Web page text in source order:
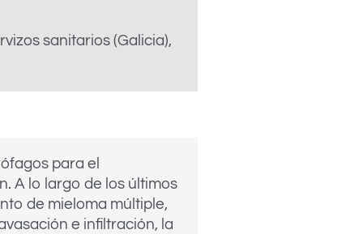
sanitarios (Galicia),
para el
A lo largo de los últimos
de mieloma múltiple,
e infiltración, la